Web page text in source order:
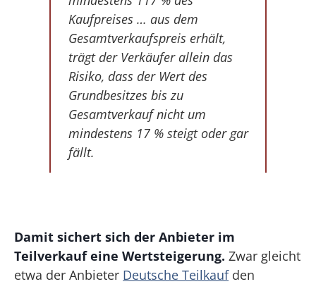
Kaufpreises … aus dem
Gesamtverkaufspreis erhält,
trägt der Verkäufer allein das
Risiko, dass der Wert des
Grundbesitzes bis zu
Gesamtverkauf nicht um
mindestens 17 % steigt oder gar
fällt.
Damit sichert sich der Anbieter im
Teilverkauf eine Wertsteigerung. Zwar gleicht
etwa der Anbieter Deutsche Teilkaufden